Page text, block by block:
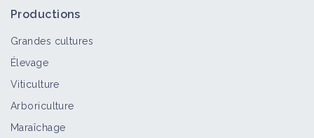
Productions
Grandes cultures
Élevage
Viticulture
Arboriculture
Maraîchage